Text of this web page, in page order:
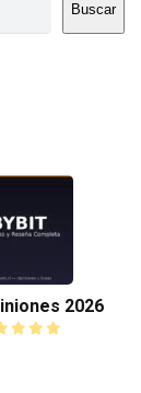
Buscar
2026